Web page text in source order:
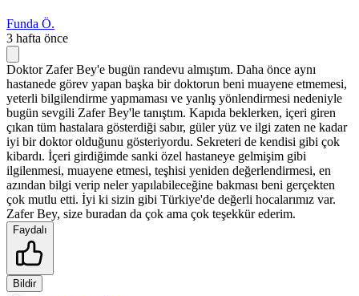
Funda Ö.
3 hafta önce
Doktor Zafer Bey'e bugün randevu almıştım. Daha önce aynı
hastanede görev yapan başka bir doktorun beni muayene etmemesi,
yeterli bilgilendirme yapmaması ve yanlış yönlendirmesi nedeniyle
bugün sevgili Zafer Bey'le tanıştım. Kapıda beklerken, içeri giren
çıkan tüm hastalara gösterdiği sabır, güler yüz ve ilgi zaten ne kadar
iyi bir doktor olduğunu gösteriyordu. Sekreteri de kendisi gibi çok
kibardı. İçeri girdiğimde sanki özel hastaneye gelmişim gibi
ilgilenmesi, muayene etmesi, teşhisi yeniden değerlendirmesi, en
azından bilgi verip neler yapılabileceğine bakması beni gerçekten
çok mutlu etti. İyi ki sizin gibi Türkiye'de değerli hocalarımız var.
Zafer Bey, size buradan da çok ama çok teşekkür ederim.
Faydalı
Bildir